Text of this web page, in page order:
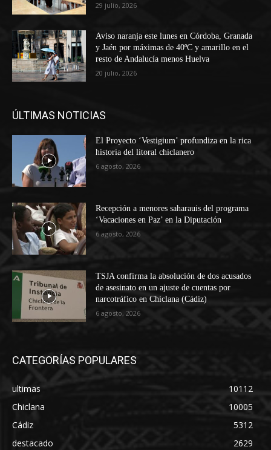
29 julio, 2026
Aviso naranja este lunes en Córdoba, Granada
y Jaén por máximas de 40ºC y amarillo en el
resto de Andalucía menos Huelva
20 julio, 2026
ÚLTIMAS NOTICIAS
El Proyecto ‘Vestigium’ profundiza en la rica
historia del litoral chiclanero
6 agosto, 2026
Recepción a menores saharauis del programa
‘Vacaciones en Paz’ en la Diputación
6 agosto, 2026
TSJA confirma la absolución de dos acusados
de asesinato en un ajuste de cuentas por
narcotráfico en Chiclana (Cádiz)
6 agosto, 2026
CATEGORÍAS POPULARES
ultimas
10112
Chiclana
10005
Cádiz
5312
destacado
2629